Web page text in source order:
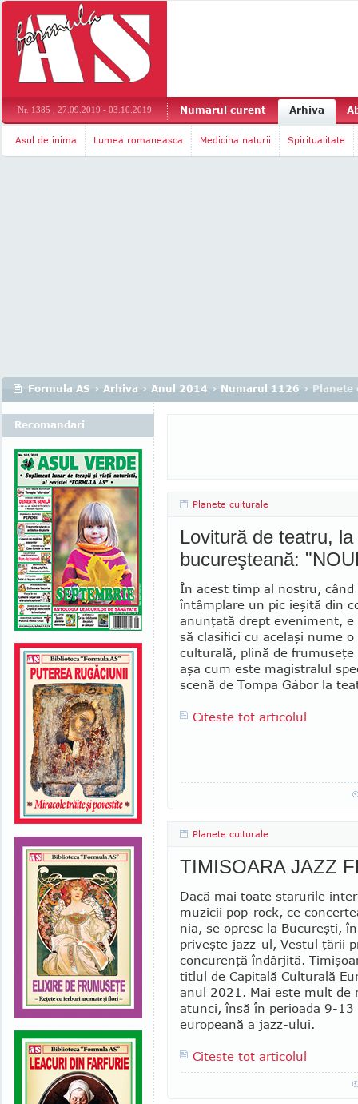
Nr. 1385 , 27.09.2019 - 03.10.2019 Numarul curent Arhiva
Asul de inima Lumea romaneasca Medicina naturii Spiritualitate
Formula AS › Arhiva › Anul 2014 › Numarul 1126 ›
Planete culturale
Lovitură de teatru,
bucureşteană:
În acest timp al nostru, când
întâmplare un pic ieşită din
anunţată drept eveniment, e
să clasifici cu acelaşi nume o
culturală, plină de frumuseţe
aşa cum este magistralul
scenă de Tompa Gábor la
Citeste tot articolul
Planete culturale
TIMISOARA JAZZ
Dacă mai toate starurile
muzicii pop-rock, ce
nia, se opresc la Bucureşti,
priveşte jazz-ul, Vestul ţării
concurenţă îndârjită.
titlul de Capitală Culturală
anul 2021. Mai este mult de
atunci, însă în perioada 9-
europeană a jazz-ului.
Citeste tot articolul
Recomandari